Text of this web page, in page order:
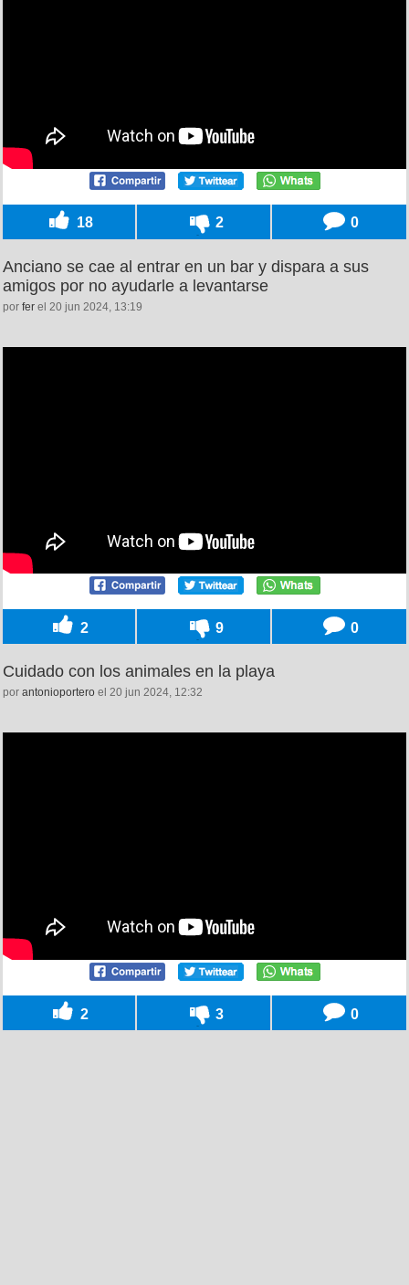
18 2 0
Anciano se cae al entrar en un bar y dispara a sus
amigos por no ayudarle a levantarse
por fer el 20 jun 2024, 13:19
2 9 0
Cuidado con los animales en la playa
por antonioportero el 20 jun 2024, 12:32
2 3 0